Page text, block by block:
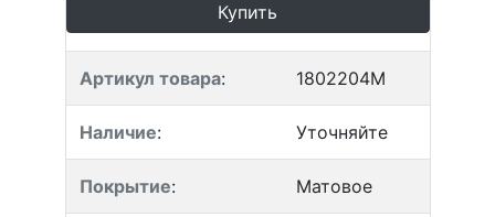
Купить
Артикул товара: 1802204M
Наличие: Уточняйте
Покрытие: Матовое